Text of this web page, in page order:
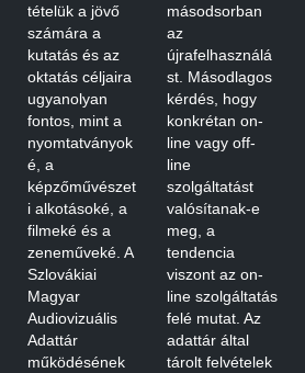
tételük a jövő
számára a
kutatás és az
oktatás céljaira
ugyanolyan
fontos, mint a
nyomtatványok
é, a
képzőművészet
i alkotásoké, a
filmeké és a
zeneműveké. A
Szlovákiai
Magyar
Audiovizuális
Adattár
működésének
másodsorban
az
újrafelhasználá
st. Másodlagos
kérdés, hogy
konkrétan on-
line vagy off-
line
szolgáltatást
valósítanak-e
meg, a
tendencia
viszont az on-
line szolgáltatás
felé mutat. Az
adattár által
tárolt felvételek